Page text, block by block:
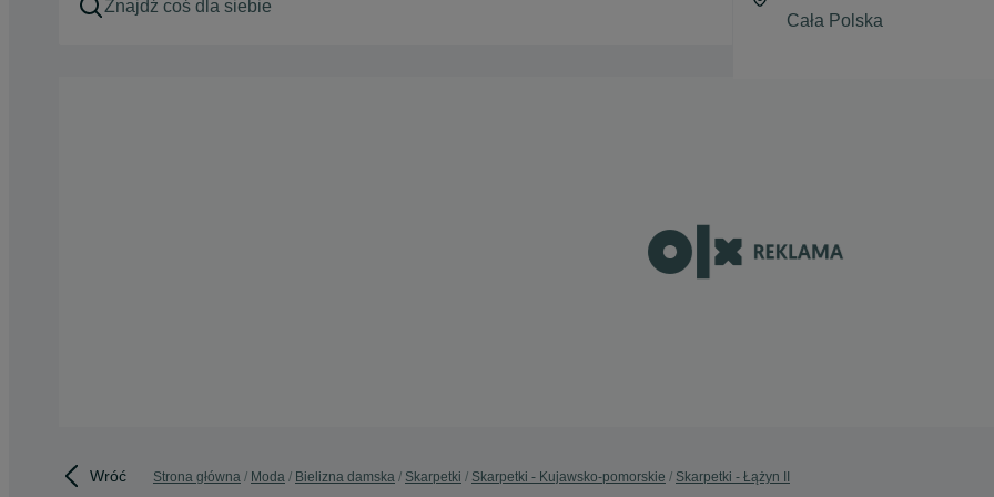
Wróć Strona główna Moda Bielizna damska Skarpetki Skarpetki - Kujawsko-pomorskie Skarpetki - Łążyn II